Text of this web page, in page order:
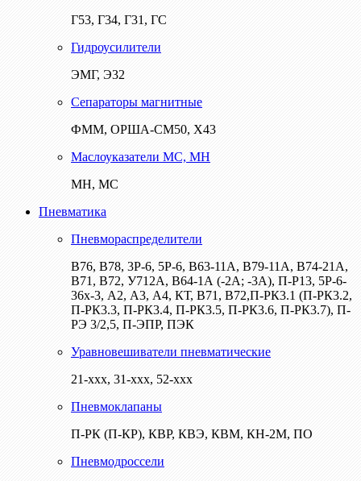
Г53, Г34, Г31, ГС
Гидроусилители
ЭМГ, Э32
Сепараторы магнитные
ФММ, ОРША-СМ50, Х43
Маслоуказатели МС, МН
МН, МС
Пневматика
Пневмораспределители
В76, В78, 3Р-6, 5Р-6, В63-11А, В79-11А, В74-21А,
В71, В72, У712А, В64-1А (-2А; -3А), П-Р13, 5Р-6-
36х-3, А2, А3, А4, КТ, В71, В72,П-РК3.1 (П-РК3.2,
П-РК3.3, П-РК3.4, П-РК3.5, П-РК3.6, П-РК3.7), П-
РЭ 3/2,5, П-ЭПР, ПЭК
Уравновешиватели пневматические
21-ххх, 31-ххх, 52-ххх
Пневмоклапаны
П-РК (П-КР), КВР, КВЭ, КВМ, КН-2М, ПО
Пневмодроссели